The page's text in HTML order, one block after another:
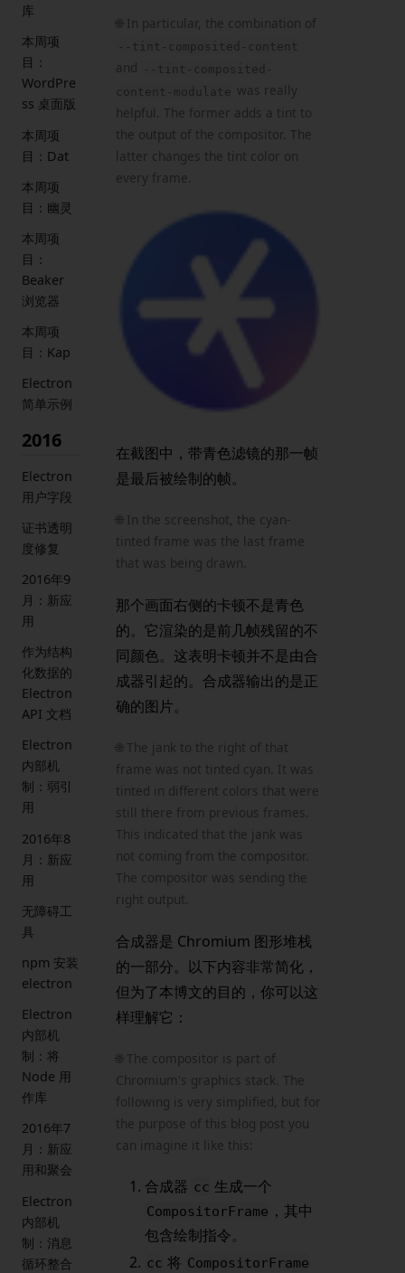
库
本周项
目：
WordPre
ss 桌面版
本周项
目：Dat
本周项
目：幽灵
本周项
目：
Beaker
浏览器
本周项
目：Kap
Electron
简单示例
2016
Electron
用户字段
证书透明
度修复
2016年9
月：新应
用
作为结构
化数据的
Electron
API 文档
Electron
内部机
制：弱引
用
2016年8
月：新应
用
无障碍工
具
npm 安装
electron
Electron
内部机
制：将
Node 用
作库
2016年7
月：新应
用和聚会
Electron
内部机
制：消息
循环整合
🌐 In particular, the combination of
--tint-composited-content
and
--tint-composited-
content-modulate was really
helpful. The former adds a tint to
the output of the compositor. The
latter changes the tint color on
every frame.
在截图中，带青色滤镜的那一帧
是最后被绘制的帧。
🌐 In the screenshot, the cyan-
tinted frame was the last frame
that was being drawn.
那个画面右侧的卡顿不是青色
的。它渲染的是前几帧残留的不
同颜色。这表明卡顿并不是由合
成器引起的。合成器输出的是正
确的图片。
🌐 The jank to the right of that
frame was not tinted cyan. It was
tinted in different colors that were
still there from previous frames.
This indicated that the jank was
not coming from the compositor.
The compositor was sending the
right output.
合成器是 Chromium 图形堆栈
的一部分。以下内容非常简化，
但为了本博文的目的，你可以这
样理解它：
🌐 The compositor is part of
Chromium's graphics stack. The
following is very simplified, but for
the purpose of this blog post you
can imagine it like this:
合成器 cc 生成一个
CompositorFrame ，其中
包含绘制指令。
cc 将 CompositorFrame